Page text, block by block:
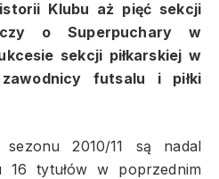
Klubu aż pięć sekcji
o Superpuchary w
sekcji piłkarskiej w
futsalu i piłki
2010/11 są nadal
16 tytułów w poprzednim